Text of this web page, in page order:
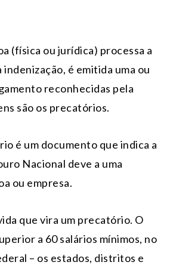
(física ou jurídica) processa a
indenização, é emitida uma ou
reconhecidas pela
são os precatórios.
é um documento que indica a
Nacional deve a uma
ou empresa.
que vira um precatório. O
a 60 salários mínimos, no
– os estados, distritos e